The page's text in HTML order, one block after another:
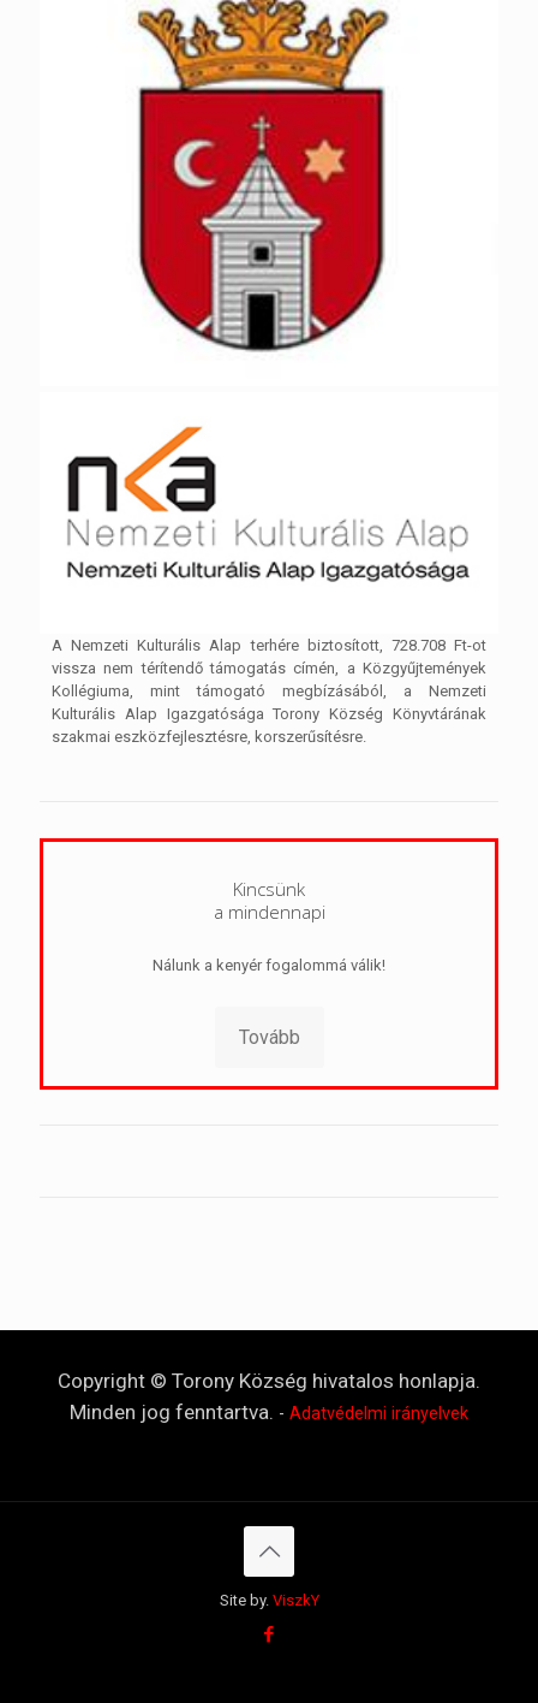
A Nemzeti Kulturális Alap terhére biztosított, 728.708 Ft-ot
vissza nem térítendő támogatás címén, a Közgyűjtemények
Kollégiuma, mint támogató megbízásából, a Nemzeti
Kulturális Alap Igazgatósága Torony Község Könyvtárának
szakmai eszközfejlesztésre, korszerűsítésre.
Kincsünk
a mindennapi
Nálunk a kenyér fogalommá válik!
Tovább
Copyright © Torony Község hivatalos honlapja.
Minden jog fenntartva. - Adatvédelmi irányelvek
Site by. ViszkY